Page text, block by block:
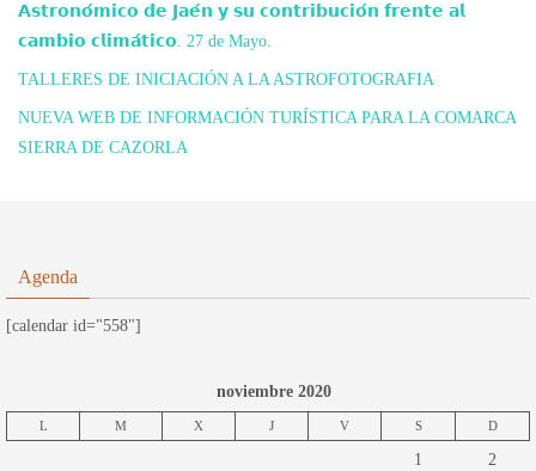
𝗔𝘀𝘁𝗿𝗼𝗻𝗼́𝗺𝗶𝗰𝗼 𝗱𝗲 𝗝𝗮𝗲́𝗻 𝘆 𝘀𝘂 𝗰𝗼𝗻𝘁𝗿𝗶𝗯𝘂𝗰𝗶𝗼́𝗻 𝗳𝗿𝗲𝗻𝘁𝗲 𝗮𝗹
𝗰𝗮𝗺𝗯𝗶𝗼 𝗰𝗹𝗶𝗺𝗮́𝘁𝗶𝗰𝗼. 27 de Mayo.
TALLERES DE INICIACIÓN A LA ASTROFOTOGRAFIA
NUEVA WEB DE INFORMACIÓN TURÍSTICA PARA LA COMARCA
SIERRA DE CAZORLA
Agenda
[calendar id="558"]
noviembre 2020
L M X J V S D
1 2